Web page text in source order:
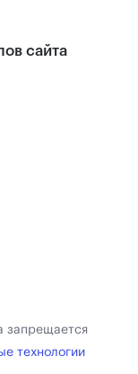
сайта
запрещается
технологии